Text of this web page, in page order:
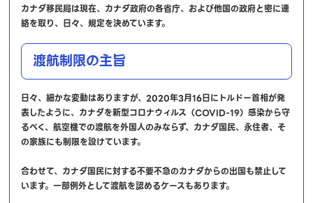
カナダ移民局は現在、カナダ政府の各省庁、および他国の政府と密に連
絡を取り、日々、規定を決めています。
渡航制限の主旨
日々、細かな変動はありますが、2020年3月16日にトルドー首相が発
表したように、カナダを新型コロナウィルス（COVID-19）感染から守
るべく、航空機での渡航を外国人のみならず、カナダ国民、永住者、そ
の家族にも制限を設けています。
合わせて、カナダ国民に対する不要不急のカナダからの出国も禁止して
います。一部例外として渡航を認めるケースもあります。